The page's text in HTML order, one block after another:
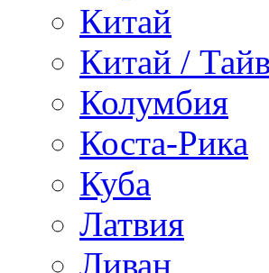
Китай
Китай /
Колумбия
Коста-Рика
Куба
Латвия
Ливан